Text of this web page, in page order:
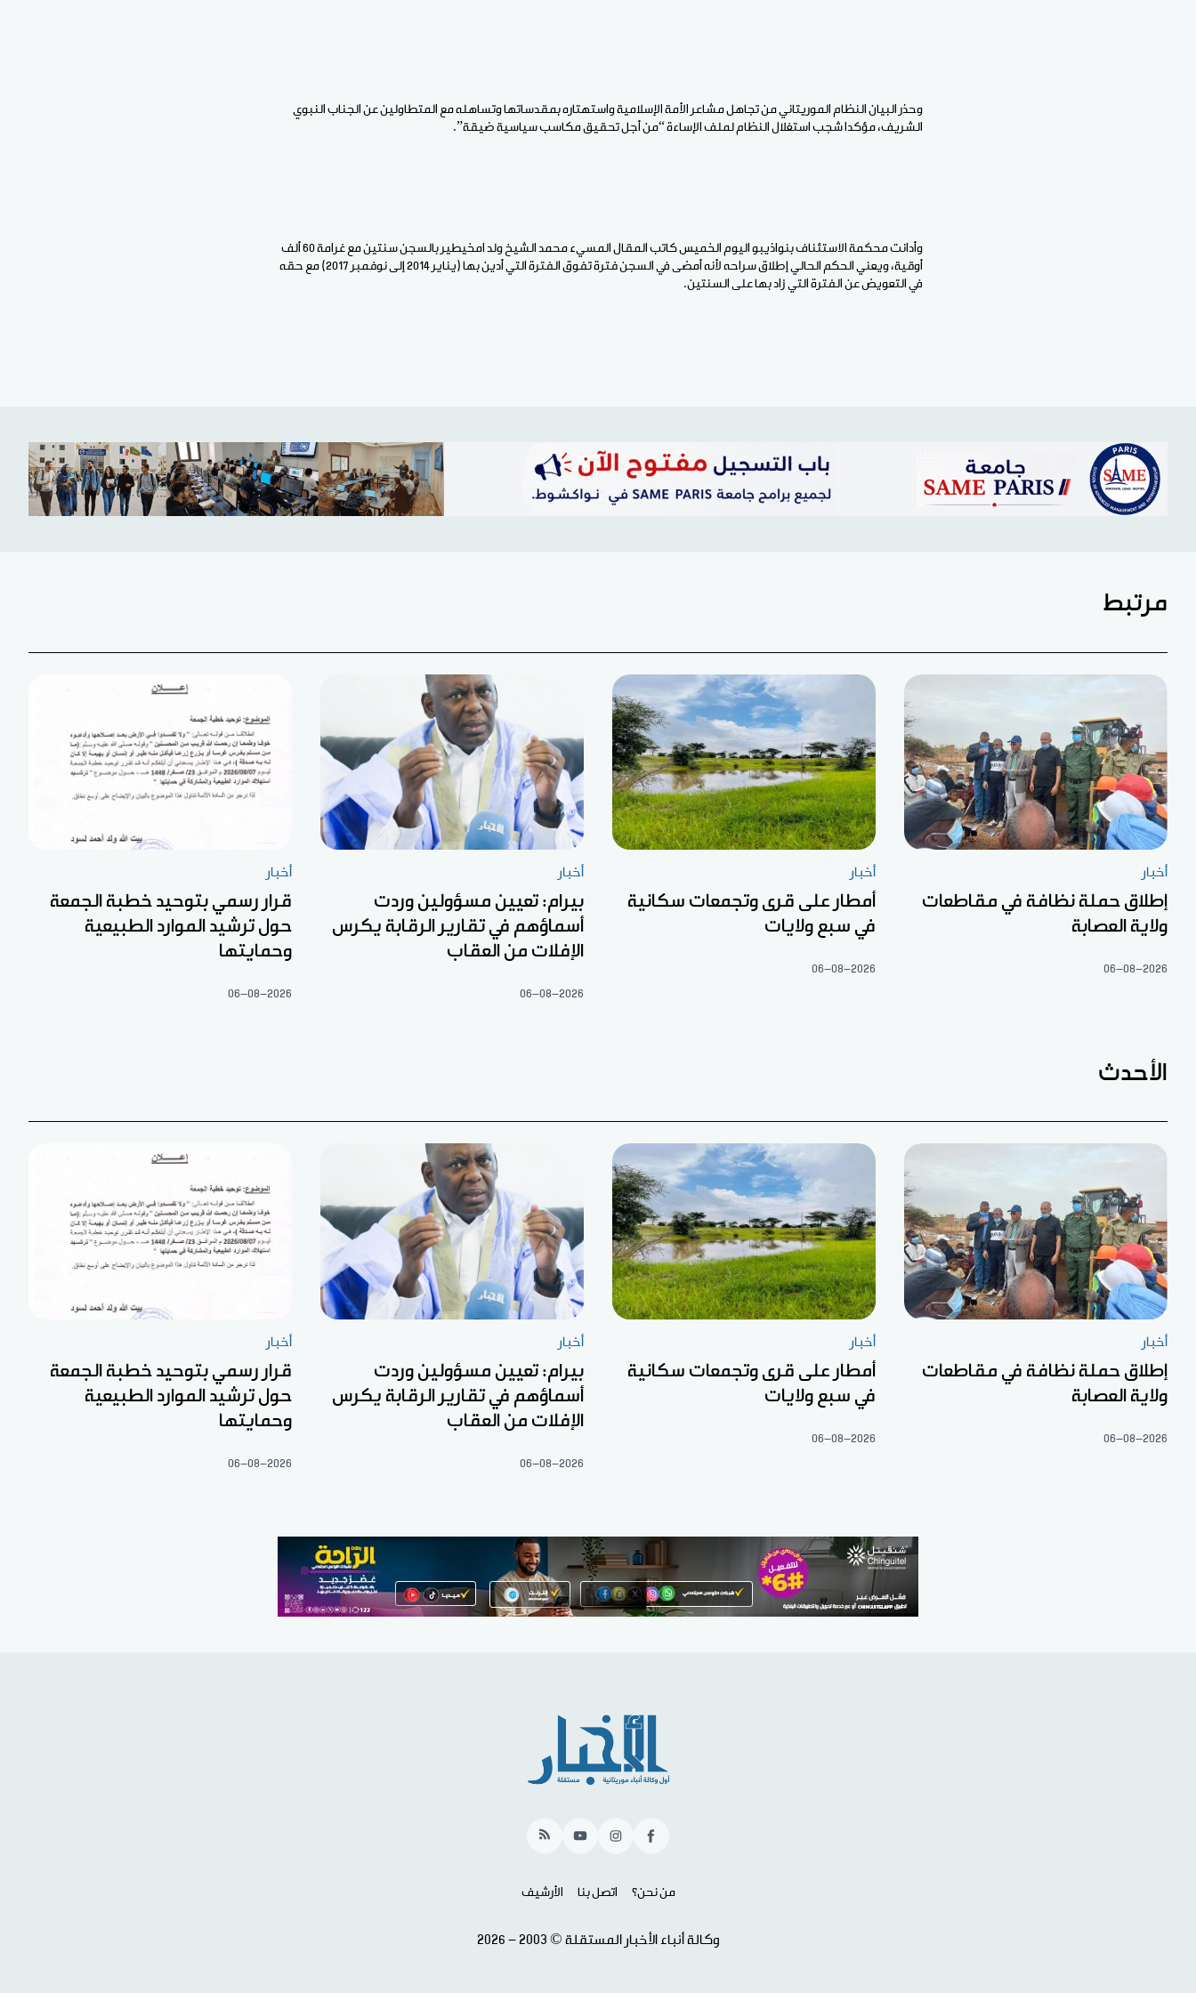
وحذر البيان النظام الموريتاني من تجاهل مشاعر الأمة الإسلامية واستهتاره بمقدساتها وتساهله مع المتطاولين عن الجناب النبوي
الشريف، مؤكدا شجب استغلال النظام لملف الإساءة “من أجل تحقيق مكاسب سياسية ضيقة”.
وأدانت محكمة الاستئناف بنواذيبو اليوم الخميس كاتب المقال المسيء محمد الشيخ ولد امخيطير بالسجن سنتين مع غرامة 60 ألف
أوقية، ويعني الحكم الحالي إطلاق سراحه لأنه أمضى في السجن فترة تفوق الفترة التي أدين بها (يناير 2014 إلى نوفمبر 2017) مع حقه
في التعويض عن الفترة التي زاد بها على السنتين.
مرتبط
أخبار
إطلاق حملة نظافة في مقاطعات
ولاية العصابة
06-08-2026
أخبار
أمطار على قرى وتجمعات سكانية
في سبع ولايات
06-08-2026
أخبار
بيرام: تعيين مسؤولين وردت
أسماؤهم في تقارير الرقابة يكرس
الإفلات من العقاب
06-08-2026
أخبار
قرار رسمي بتوحيد خطبة الجمعة
حول ترشيد الموارد الطبيعية
وحمايتها
06-08-2026
الأحدث
أخبار
إطلاق حملة نظافة في مقاطعات
ولاية العصابة
06-08-2026
أخبار
أمطار على قرى وتجمعات سكانية
في سبع ولايات
06-08-2026
أخبار
بيرام: تعيين مسؤولين وردت
أسماؤهم في تقارير الرقابة يكرس
الإفلات من العقاب
06-08-2026
أخبار
قرار رسمي بتوحيد خطبة الجمعة
حول ترشيد الموارد الطبيعية
وحمايتها
06-08-2026
Facebook
Instagram
YouTube
RSS
من نحن؟ اتصل بنا الأرشيف
وكالة أنباء الأخبار المستقلة © 2003 - 2026